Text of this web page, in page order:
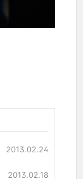
2013.02.24
2013.02.18